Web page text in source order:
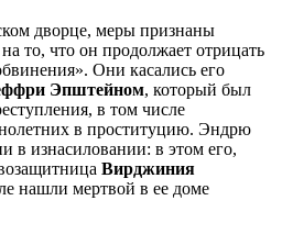
дворце, меры признаны
то, что он продолжает отрицать
Они касались его
Эпштейном, который был
в том числе
в проституцию. Эндрю
в изнасиловании: в этом его,
Вирджиния
нашли мертвой в ее доме